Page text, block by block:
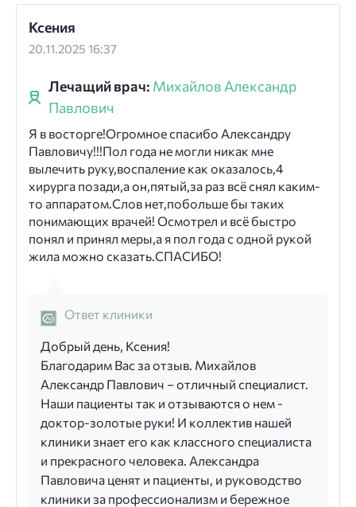
Ксения
20.11.2025 16:37
Лечащий врач: Михайлов Александр
Павлович
Я в восторге!Огромное спасибо Александру
Павловичу!!!Пол года не могли никак мне
вылечить руку,воспаление как оказалось,4
хирурга позади,а он,пятый,за раз всё снял каким-
то аппаратом.Слов нет,побольше бы таких
понимающих врачей! Осмотрел и всё быстро
понял и принял меры,а я пол года с одной рукой
жила можно сказать.СПАСИБО!
Ответ клиники
Добрый день, Ксения!
Благодарим Вас за отзыв. Михайлов
Александр Павлович – отличный специалист.
Наши пациенты так и отзываются о нем -
доктор-золотые руки! И коллектив нашей
клиники знает его как классного специалиста
и прекрасного человека. Александра
Павловича ценят и пациенты, и руководство
клиники за профессионализм и бережное